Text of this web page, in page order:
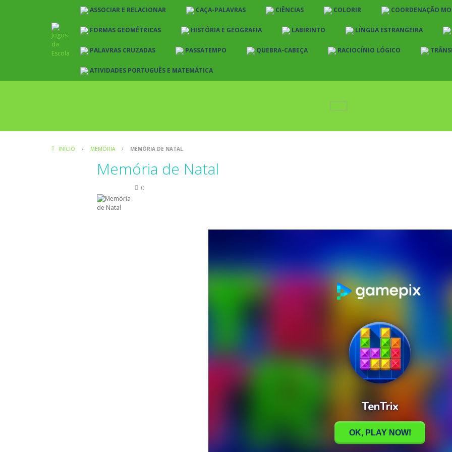
ASSOCIAR E RELACIONAR CAÇA-PALAVRAS CIÊNCIAS COLORIR COORDENAÇÃO
FORMAS GEOMÉTRICAS HISTÓRIA E GEOGRAFIA LABIRINTO LÍNGUA ESTRANGEIRA
PALAVRAS CRUZADAS PASSATEMPO QUEBRA-CABEÇA RACIOCÍNIO LÓGICO
ATIVIDADES PORTUGUÊS E MATEMÁTICA
INÍCIO / MEMÓRIA / MEMÓRIA DE NATAL
Memória de Natal
0